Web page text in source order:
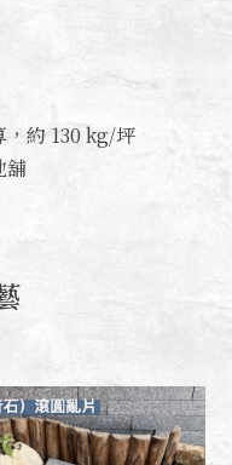
約 130 kg/坪
舖